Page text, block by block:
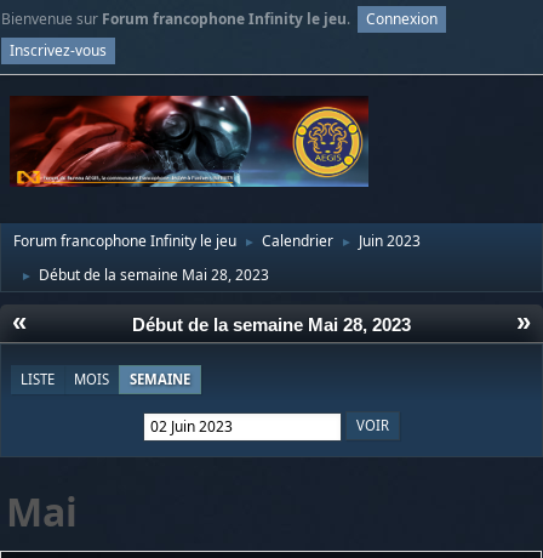
Bienvenue sur Forum francophone Infinity le jeu.
Connexion
Inscrivez-vous
Forum francophone Infinity le jeu ► Calendrier ► Juin 2023
► Début de la semaine Mai 28, 2023
« »
Début de la semaine Mai 28, 2023
LISTE MOIS SEMAINE
Mai